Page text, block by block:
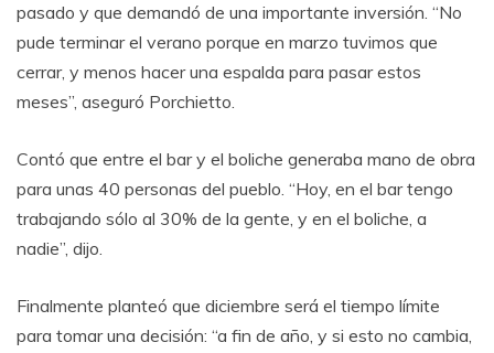
pasado y que demandó de una importante inversión. “No
pude terminar el verano porque en marzo tuvimos que
cerrar, y menos hacer una espalda para pasar estos
meses”, aseguró Porchietto.
Contó que entre el bar y el boliche generaba mano de obra
para unas 40 personas del pueblo. “Hoy, en el bar tengo
trabajando sólo al 30% de la gente, y en el boliche, a
nadie”, dijo.
Finalmente planteó que diciembre será el tiempo límite
para tomar una decisión: “a fin de año, y si esto no cambia,